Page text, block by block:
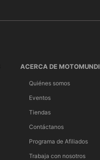
ACERCA DE MOTOMUNDI
Quiénes somos
Eventos
Tiendas
Contáctanos
Programa de Afiliados
Trabaja con nosotros